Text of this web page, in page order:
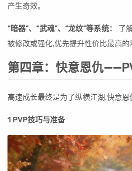
产生奇效。
“暗器”、“武魂”、“龙纹”等系统：
了
被修改或强化,优先提升性价比最高的
第四章：快意恩仇
高速成长最终是为了纵横江湖,快意恩
1 PVP技巧与准备